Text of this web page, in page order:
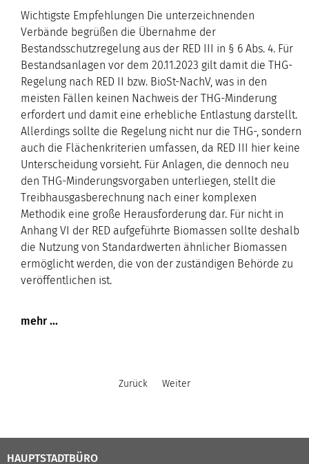
Wichtigste Empfehlungen Die unterzeichnenden
Verbände begrüßen die Übernahme der
Bestandsschutzregelung aus der RED III in § 6 Abs. 4. Für
Bestandsanlagen vor dem 20.11.2023 gilt damit die THG-
Regelung nach RED II bzw. BioSt-NachV, was in den
meisten Fällen keinen Nachweis der THG-Minderung
erfordert und damit eine erhebliche Entlastung darstellt.
Allerdings sollte die Regelung nicht nur die THG-, sondern
auch die Flächenkriterien umfassen, da RED III hier keine
Unterscheidung vorsieht. Für Anlagen, die dennoch neu
den THG-Minderungsvorgaben unterliegen, stellt die
Treibhausgasberechnung nach einer komplexen
Methodik eine große Herausforderung dar. Für nicht in
Anhang VI der RED aufgeführte Biomassen sollte deshalb
die Nutzung von Standardwerten ähnlicher Biomassen
ermöglicht werden, die von der zuständigen Behörde zu
veröffentlichen ist.
Zurück Weiter
HAUPTSTADTBÜRO